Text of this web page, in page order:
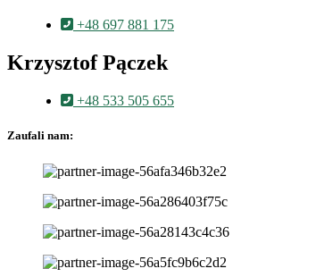
+48 697 881 175
Krzysztof Pączek
+48 533 505 655
Zaufali nam: